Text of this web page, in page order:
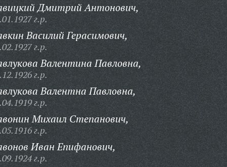
Дмитрий Антонович,
г.р.
Василий Герасимович,
г.р.
Валентина Павловна,
г.р.
Валентна Павловна,
г.р.
Михаил Степанович,
г.р.
Иван Епифанович,
г.р.